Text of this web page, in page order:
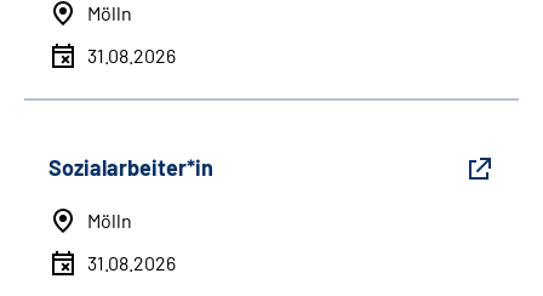
Mölln
31.08.2026
Sozialarbeiter*in
Mölln
31.08.2026